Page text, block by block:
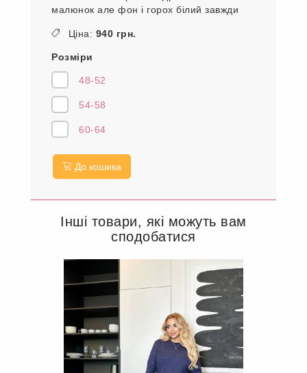
малюнок але фон і горох білий завжди
Ціна: 940 грн.
Розміри
48-52
54-58
60-64
До кошика
Інші товари, які можуть вам
сподобатися